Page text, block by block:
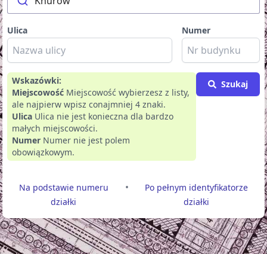
Ulica Numer
Wskazówki:
Miejscowość Miejscowość wybierzesz z listy,
ale najpierw wpisz conajmniej 4 znaki.
Ulica Ulica nie jest konieczna dla bardzo
małych miejscowości.
Numer Numer nie jest polem
obowiązkowym.
Szukaj
Na podstawie numeru
działki
•
Po pełnym identyfikatorze
działki